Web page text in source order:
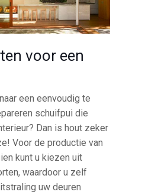
voor een
een eenvoudig te
schuifpui die
Dan is hout zeker
Voor de productie van
kunt u kiezen uit
waardoor u zelf
uw deuren